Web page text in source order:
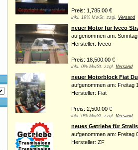
Preis: 1,785.00 €
inkl. 19% MwSt. zzgl. Versand
neuer Motor für Iveco
aufgenommen am:
Hersteller: Iveco
Preis: 18,500.00 €
inkl. 0% MwSt. zzgl. Versand
neuer Motorblock Fiat
aufgenommen am: Freitag
Hersteller: Fiat
Preis: 2,500.00 €
inkl. 0% MwSt. zzgl. Versand
neues Getriebe für
aufgenommen am: Freitag
Hersteller: ZF